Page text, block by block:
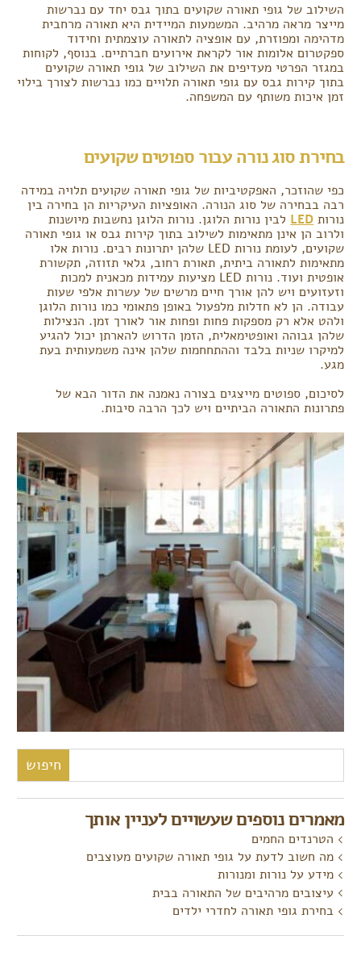
השילוב של גופי תאורה שקועים בתוך גבס יחד עם נברשות
מייצר מראה מרהיב. המשמעות המיידית היא תאורה מרחבית
מדהימה ומפוזרת, עם אופציה לתאורה עוצמתית וחידוד
ספקטרום אלומות אור לקראת אירועים חברתיים. בנוסף, לקוחות
במגזר הפרטי מעדיפים את השילוב של גופי תאורה שקועים
בתוך קירות גבס עם גופי תאורה תלויים כמו נברשות לצורך בילוי
זמן איכות משותף עם המשפחה.
בחירת סוג נורה עבור ספוטים שקועים
כפי שהוזכר, האפקטיביות של גופי תאורה שקועים תלויה במידה
רבה בבחירה של סוג הנורה. האופציות העיקריות הן בחירה בין
נורות LED לבין נורות הלוגן. נורות הלוגן נחשבות מיושנות
ולרוב הן אינן מתאימות לשילוב בתוך קירות גבס או גופי תאורה
שקועים, לעומת נורות LED שלהן יתרונות רבים. נורות אלו
מתאימות לתאורה ביתית, תאורת רחוב, גלאי תזוזה, תקשורת
אופטית ועוד. נורות LED מציעות עמידות מכאנית למכות
וזעזועים ויש להן אורך חיים מרשים של עשרות אלפי שעות
עבודה. הן לא חדלות מלפעול באופן פתאומי כמו נורות הלוגן
ולהט אלא רק מספקות פחות ופחות אור לאורך זמן. הנצילות
שלהן גבוהה ואופטימאלית, הזמן הדרוש להארתן יכול להגיע
למיקרו שניות בלבד וההתחחמות שלהן אינה משמעותית בעת
מגע.
לסיכום, ספוטים מייצגים בצורה נאמנה את הדור הבא של
פתרונות התאורה הביתיים ויש לכך הרבה סיבות.
חיפוש:
מאמרים נוספים שעשויים לעניין אותך
הטרנדים החמים
מה חשוב לדעת על גופי תאורה שקועים מעוצבים
מידע על נורות ומנורות
עיצובים מרהיבים של התאורה בבית
בחירת גופי תאורה לחדרי ילדים